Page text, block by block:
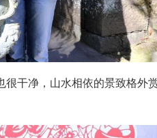
很干净，山水相依的景致格外